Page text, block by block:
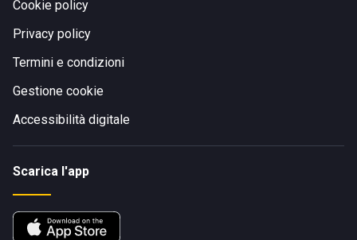
Cookie policy
Privacy policy
Termini e condizioni
Gestione cookie
Accessibilità digitale
Scarica l'app